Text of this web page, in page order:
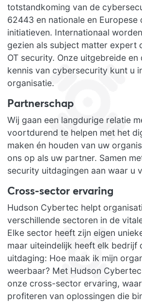
totstandkoming van de
62443 en nationale en Europese
initiatieven. Internationaal
gezien als subject matter expert
OT security. Onze uitgebreide en
kennis van cybersecurity kunt u
organisatie.
Partnerschap
Wij gaan een langdurige relatie
voortdurend te helpen met het
maken én houden van uw
ons op als uw partner. Samen
security uitdagingen aan waar u
Cross-sector ervaring
Hudson Cybertec helpt
verschillende sectoren in de
Elke sector heeft zijn eigen
maar uiteindelijk heeft elk bedrijf
uitdaging: Hoe maak ik mijn
weerbaar? Met Hudson
onze cross-sector ervaring,
profiteren van oplossingen die